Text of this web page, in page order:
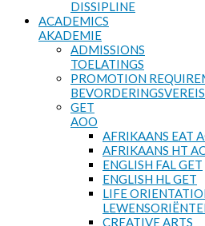
DISSIPLINE
ACADEMICS
AKADEMIE
ADMISSIONS
TOELATINGS
PROMOTION
GET
AOO
AFRIKAANS EAT
AFRIKAANS HT
ENGLISH FAL GET
ENGLISH HL GET
LIFE
CREATIVE ARTS